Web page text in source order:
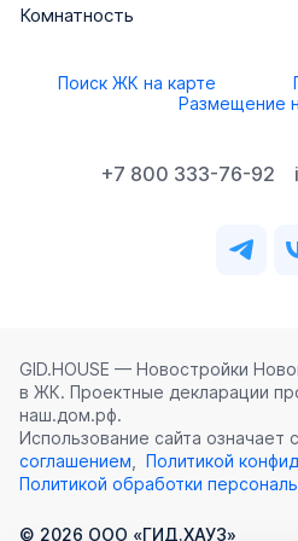
Комнатность
Поиск ЖК на карте
Размещение
+7 800 333-76-92
GID.HOUSE — Новостройки
в ЖК. Проектные декларации
наш.дом.рф.
Использование сайта означает
соглашением
Политикой
Политикой обработки
© 2026 ООО «ГИД.ХАУЗ»